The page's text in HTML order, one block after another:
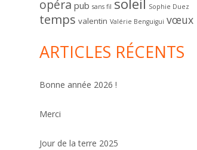
opéra pub sans fil soleil Sophie Duez
temps valentin Valérie Benguigui vœux
ARTICLES RÉCENTS
Bonne année 2026 !
Merci
Jour de la terre 2025